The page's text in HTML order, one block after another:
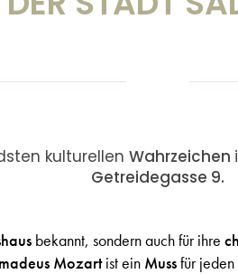
kulturellen Wahrzeichen
Getreidegasse 9.
bekannt, sondern auch für ihre
Mozartist ein Mussfür jeden